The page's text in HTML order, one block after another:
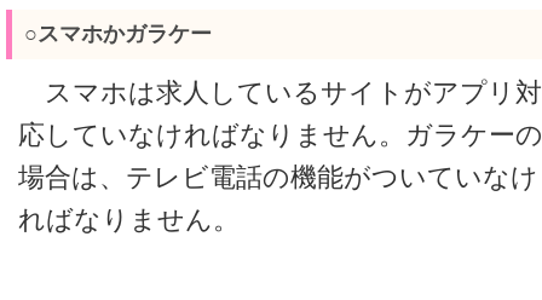
○スマホかガラケー
スマホは求人しているサイトがアプリ対
応していなければなりません。ガラケーの
場合は、テレビ電話の機能がついていなけ
ればなりません。